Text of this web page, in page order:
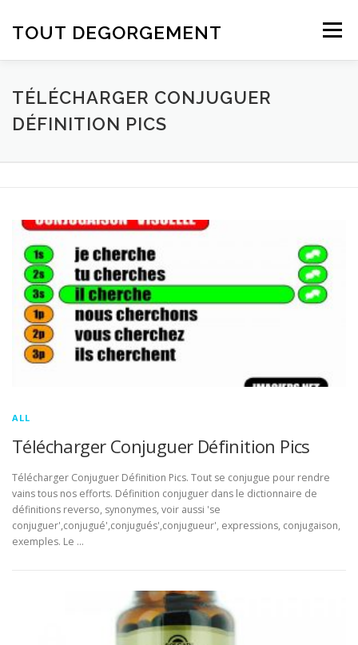
TOUT DEGORGEMENT Menu
TÉLÉCHARGER CONJUGUER
DÉFINITION PICS
ALL
Télécharger Conjuguer Définition Pics
Télécharger Conjuguer Définition Pics. Tout se conjugue pour rendre
vains tous nos efforts. Définition conjuguer dans le dictionnaire de
définitions reverso, synonymes, voir aussi 'se
conjuguer',conjugué',conjugués',conjugueur', expressions, conjugaison,
exemples. Le …